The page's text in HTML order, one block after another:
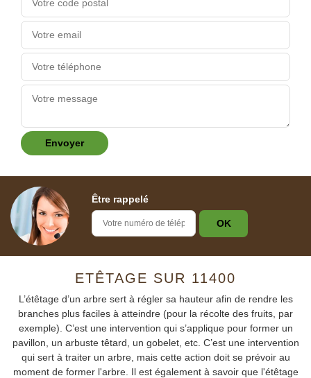
Être rappelé
ETÊTAGE SUR 11400
L’étêtage d’un arbre sert à régler sa hauteur afin de rendre les
branches plus faciles à atteindre (pour la récolte des fruits, par
exemple). C’est une intervention qui s’applique pour former un
pavillon, un arbuste têtard, un gobelet, etc. C’est une intervention
qui sert à traiter un arbre, mais cette action doit se prévoir au
moment de former l'arbre. Il est également à savoir que l'étêtage